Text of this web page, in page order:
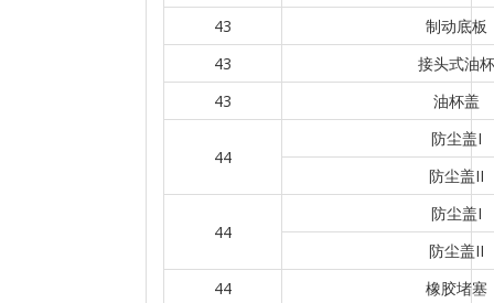
43
制动底板
43
接头式油杯
43
油杯盖
44
防尘盖I
防尘盖II
44
防尘盖I
防尘盖II
44
橡胶堵塞